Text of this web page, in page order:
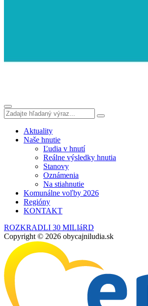
Aktuality
Naše hnutie
Ľudia v hnutí
Reálne výsledky hnutia
Stanovy
Oznámenia
Na stiahnutie
Komunálne voľby 2026
Regióny
KONTAKT
ROZKRADLI 30 MILIáRD
Copyright © 2026 obycajniludia.sk